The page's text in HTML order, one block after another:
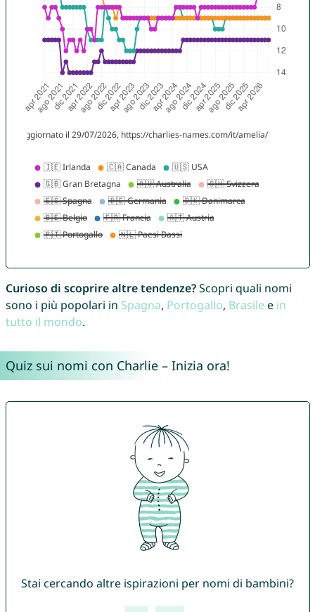
Curioso di scoprire altre tendenze?Scopri quali nomi
sono i più popolari in Spagna, Portogallo, Brasile e in
tutto il mondo.
Quiz sui nomi con Charlie – Inizia ora!
Stai cercando altre ispirazioni per nomi di bambini?